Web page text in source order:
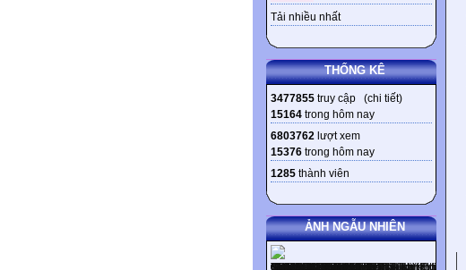
Tải nhiều nhất
THỐNG KÊ
3477855 truy cập (chi tiết)
15164 trong hôm nay
6803762 lượt xem
15376 trong hôm nay
1285 thành viên
ẢNH NGẪU NHIÊN